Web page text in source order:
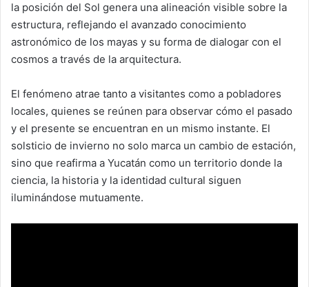
la posición del Sol genera una alineación visible sobre la
estructura, reflejando el avanzado conocimiento
astronómico de los mayas y su forma de dialogar con el
cosmos a través de la arquitectura.
El fenómeno atrae tanto a visitantes como a pobladores
locales, quienes se reúnen para observar cómo el pasado
y el presente se encuentran en un mismo instante. El
solsticio de invierno no solo marca un cambio de estación,
sino que reafirma a Yucatán como un territorio donde la
ciencia, la historia y la identidad cultural siguen
iluminándose mutuamente.